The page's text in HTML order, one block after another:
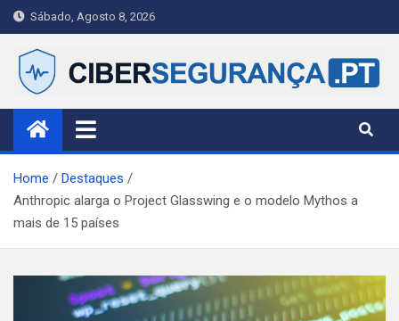
Skip
to
content
Sábado, Agosto 8, 2026
Ciberseguranca.PT
Publicação portuguesa de referência em cibersegurança —
notícias, alertas e guias práticos para cidadãos, PME e
profissionais.
Home
Destaques
Anthropic alarga o Project Glasswing e o modelo Mythos a
mais de 15 países